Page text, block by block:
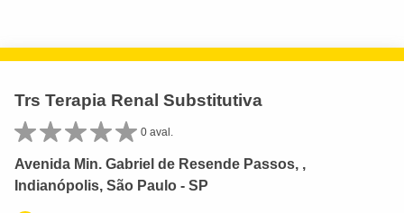
Trs Terapia Renal Substitutiva
0 aval.
Avenida Min. Gabriel de Resende Passos, ,
Indianópolis, São Paulo - SP